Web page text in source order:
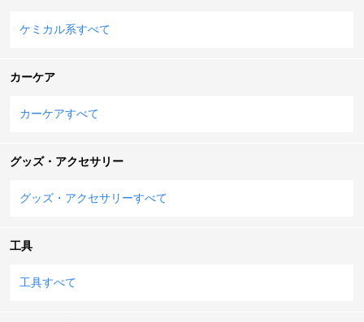
ケミカル系すべて
カーケア
カーケアすべて
グッズ・アクセサリー
グッズ・アクセサリーすべて
工具
工具すべて